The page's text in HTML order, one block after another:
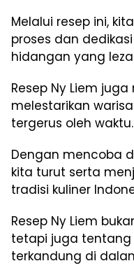
Melalui resep ini,
proses dan
hidangan yang
Resep Ny Liem
melestarikan
tergerus oleh waktu.
Dengan mencoba
kita turut serta
tradisi kuliner
Resep Ny Liem
tetapi juga
terkandung di